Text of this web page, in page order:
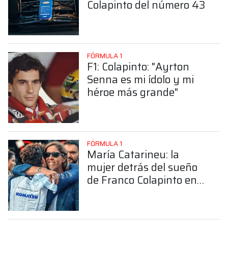
Colapinto del número 43
FÓRMULA 1
F1: Colapinto: "Ayrton
Senna es mi ídolo y mi
héroe más grande"
FÓRMULA 1
María Catarineu: la
mujer detrás del sueño
de Franco Colapinto en